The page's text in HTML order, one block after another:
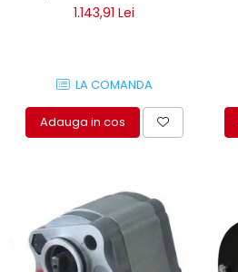
1.143,91 Lei
LA COMANDA
Adauga in cos